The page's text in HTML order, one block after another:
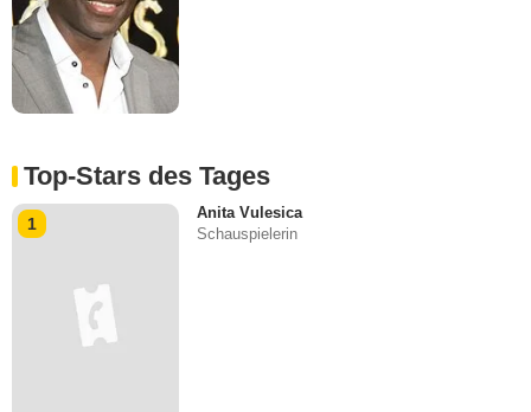
Top-Stars des Tages
1
Anita Vulesica
Schauspielerin